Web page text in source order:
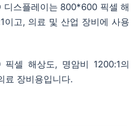
스플레이는 800*600 픽셀 해
이고, 의료 및 산업 장비에 사용
픽셀 해상도, 명암비 1200:1의
료 장비용입니다.